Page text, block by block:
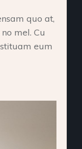
quo at,
mel. Cu
eum